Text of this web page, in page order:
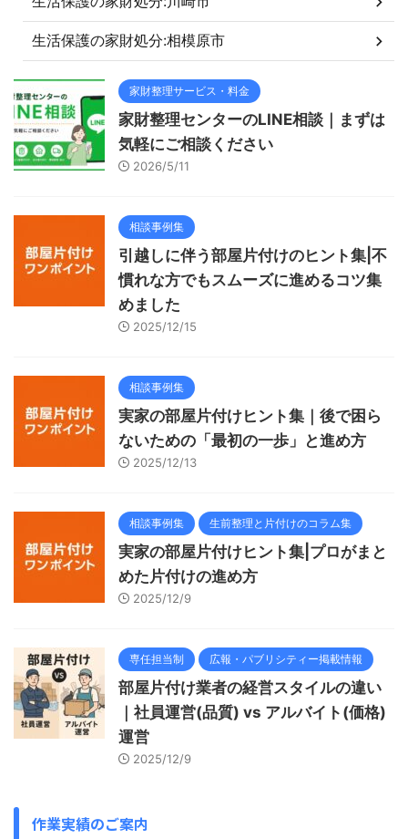
生活保護の家財処分:相模原市
家財整理サービス・料金
家財整理センターのLINE相談｜まずは
気軽にご相談ください
2026/5/11
相談事例集
引越しに伴う部屋片付けのヒント集|不
慣れな方でもスムーズに進めるコツ集
めました
2025/12/15
相談事例集
実家の部屋片付けヒント集｜後で困ら
ないための「最初の一歩」と進め方
2025/12/13
相談事例集 生前整理と片付けのコラム集
実家の部屋片付けヒント集|プロがまと
めた片付けの進め方
2025/12/9
専任担当制 広報・パブリシティー掲載情報
部屋片付け業者の経営スタイルの違い
｜社員運営(品質) vs アルバイト(価格)
運営
2025/12/9
作業実績のご案内